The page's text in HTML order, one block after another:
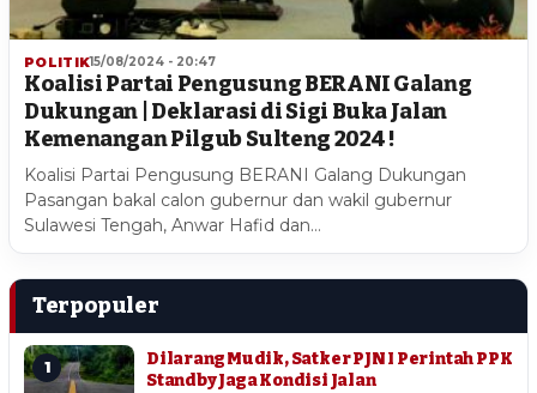
POLITIK15/08/2024 - 20:47
Koalisi Partai Pengusung BERANI Galang
Dukungan | Deklarasi di Sigi Buka Jalan
Kemenangan Pilgub Sulteng 2024 !
Koalisi Partai Pengusung BERANI Galang Dukungan
Pasangan bakal calon gubernur dan wakil gubernur
Sulawesi Tengah, Anwar Hafid dan…
Terpopuler
1
Dilarang Mudik, Satker PJN I Perintah PPK
Standby Jaga Kondisi Jalan